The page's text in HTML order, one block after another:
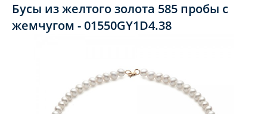
Бусы из желтого золота 585 пробы с
жемчугом - 01550GY1D4.38